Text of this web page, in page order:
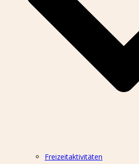
Freizeitaktivitäten